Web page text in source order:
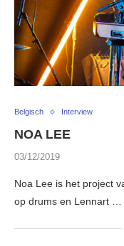
Belgisch Interview
NOA LEE
03/12/2019
Noa Lee is het project
op drums en Lennart …